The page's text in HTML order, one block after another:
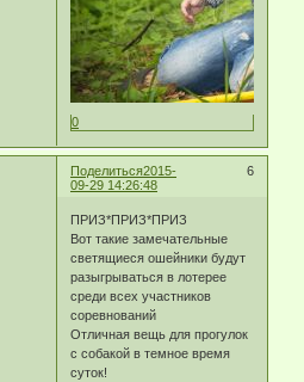
0
Поделиться 6
2015-
09-29 14:26:48
ПРИЗ*ПРИЗ*ПРИЗ
Вот такие замечательные
светящиеся ошейники будут
разыгрываться в лотерее
среди всех участников
соревнований
Отличная вещь для прогулок
с собакой в темное время
суток!